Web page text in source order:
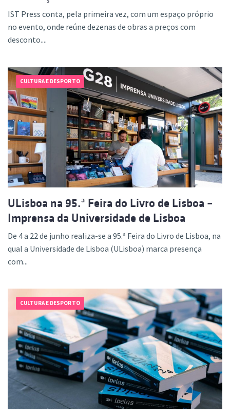
IST Press conta, pela primeira vez, com um espaço próprio
no evento, onde reúne dezenas de obras a preços com
desconto....
CULTURA E DESPORTO
ULisboa na 95.ª Feira do Livro de Lisboa –
Imprensa da Universidade de Lisboa
De 4 a 22 de junho realiza-se a 95.ª Feira do Livro de Lisboa, na
qual a Universidade de Lisboa (ULisboa) marca presença
com...
CULTURA E DESPORTO